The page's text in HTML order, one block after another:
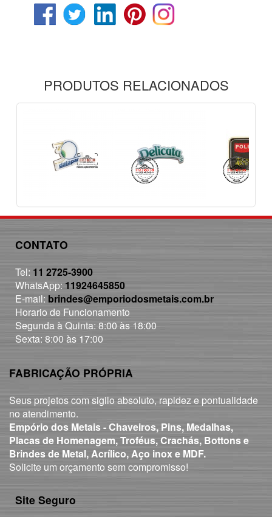
PRODUTOS RELACIONADOS
CONTATO
Tel: 11 2725-3900
WhatsApp: 11924645850
E-mail: brindes@emporiodosmetais.com.br
Horario de Funcionamento
Segunda à Quinta: 8:00 às 18:00
Sexta: 8:00 às 17:00
FABRICAÇÃO PRÓPRIA
Seus projetos com sigilo absoluto, rapidez e pontualidade
no atendimento.
Empório dos Metais - Chaveiros, Pins, Medalhas,
Placas de Homenagem, Troféus, Crachás, Bottons e
Brindes de Metal, Acrílico, Aço inox e MDF.
Solicite um orçamento sem compromisso!
Site Seguro